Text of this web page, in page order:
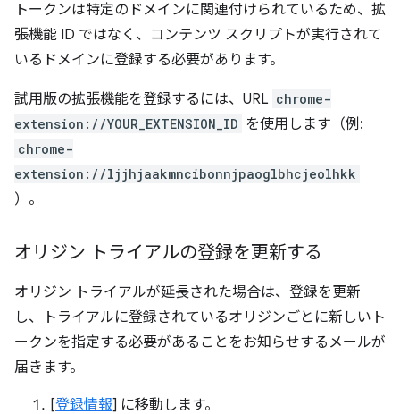
トークンは特定のドメインに関連付けられているため、拡
張機能 ID ではなく、コンテンツ スクリプトが実行されて
いるドメインに登録する必要があります。
試用版の拡張機能を登録するには、URL chrome-
extension://YOUR_EXTENSION_ID を使用します（例:
chrome-
extension://ljjhjaakmncibonnjpaoglbhcjeolhkk
）。
オリジン トライアルの登録を更新する
オリジン トライアルが延長された場合は、登録を更新
し、トライアルに登録されているオリジンごとに新しいト
ークンを指定する必要があることをお知らせするメールが
届きます。
[登録情報] に移動します。